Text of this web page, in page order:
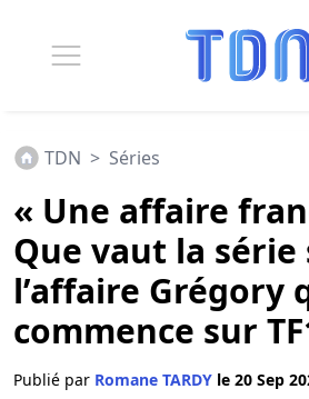
TDN > Séries
« Une affaire
Que vaut la série
l’affaire Grégory
commence sur
Publié par Romane TARDY le 20 Sep